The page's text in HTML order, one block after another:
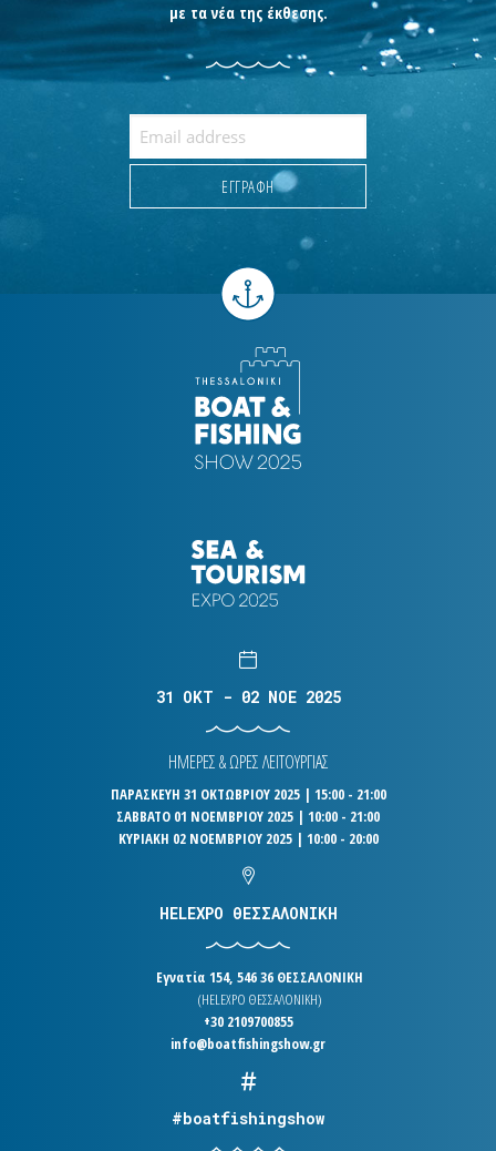
με τα νέα της έκθεσης.
31 OKT - 02 NOE 2025
ΗΜΕΡΕΣ & ΩΡΕΣ ΛΕΙΤΟΥΡΓΙΑΣ
ΠΑΡΑΣΚΕΥΗ 31 ΟΚΤΩΒΡΙΟΥ 2025 | 15:00 - 21:00
ΣΑΒΒΑΤΟ 01 ΝΟΕΜΒΡΙΟΥ 2025 | 10:00 - 21:00
ΚΥΡΙΑΚΗ 02 ΝΟΕΜΒΡΙΟΥ 2025 | 10:00 - 20:00
HELEXPO ΘΕΣΣΑΛΟΝΙΚΗ
Εγνατία 154, 546 36 ΘΕΣΣΑΛΟΝΙΚΗ
(HELEXPO ΘΕΣΣΑΛΟΝΙΚΗ)
+30 2109700855
info@boatfishingshow.gr
#boatfishingshow